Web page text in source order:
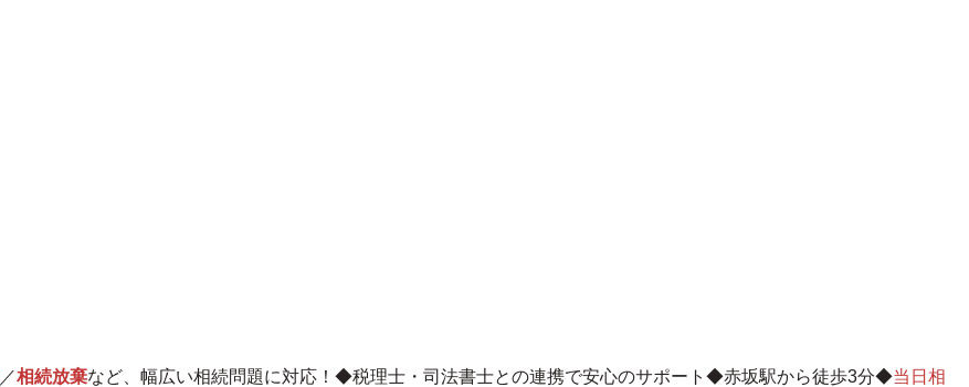
／相続放棄など、幅広い相続問題に対応！◆税理士・司法書士との連携で安心のサポート ◆赤坂駅から徒歩3分◆当日相